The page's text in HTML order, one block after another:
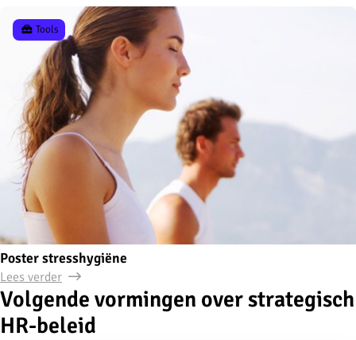
Poster stresshygiëne
Tools
Lees verder
Volgende vormingen over strategisch
HR-beleid